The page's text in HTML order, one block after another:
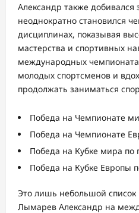
Александр также добивался
неоднократно становился
дисциплинах, показывая
мастерства и спортивных
международных
молодых спортсменов и
продолжать заниматься
Победа на Чемпионате
Победа на Чемпионате
Победа на Кубке мира по
Победа на Кубке Европы
Это лишь небольшой список
Лымарев Александр на